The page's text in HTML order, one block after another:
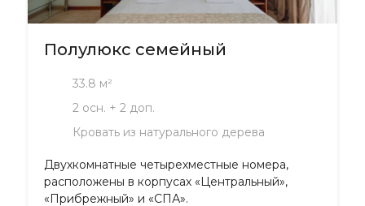
Полулюкс семейный
33.8 м²
2 осн. + 2 доп.
Кровать из натурального дерева
Двухкомнатные четырехместные номера,
расположены в корпусах «Центральный»,
«Прибрежный» и «СПА».